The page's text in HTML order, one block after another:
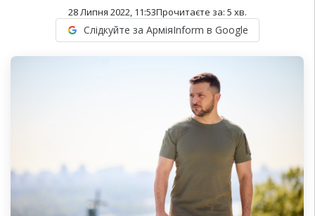
28 Липня 2022, 11:53Прочитаєте за: 5 хв.
Слідкуйте за АрміяInform в Google